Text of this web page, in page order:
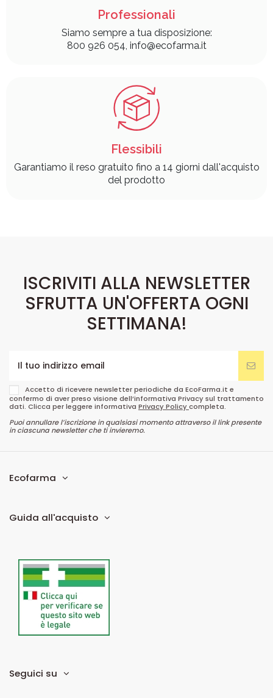
Professionali
Siamo sempre a tua disposizione:
800 926 054, info@ecofarma.it
Flessibili
Garantiamo il reso gratuito fino a 14 giorni dall'acquisto
del prodotto
ISCRIVITI ALLA NEWSLETTER
SFRUTTA UN'OFFERTA OGNI
SETTIMANA!
Accetto di ricevere newsletter periodiche da EcoFarma.it e
confermo di aver preso visione dell’informativa Privacy sul trattamento
dati. Clicca per leggere informativa Privacy Policycompleta.
Puoi annullare l’iscrizione in qualsiasi momento attraverso il link presente
in ciascuna newsletter che ti invieremo.
Ecofarma
Guida all'acquisto
Seguici su